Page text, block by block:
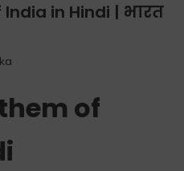
in Hindi | भारत
of